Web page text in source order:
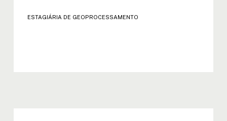
ESTAGIÁRIA DE GEOPROCESSAMENTO